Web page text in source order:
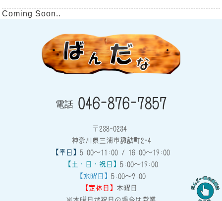
Coming Soon..
電話 046-876-7857
〒238-0234
神奈川県三浦市諏訪町2-4
【平日】 5:00～11:00 / 16:00～19:00
【土・日・祝日】 5:00～19:00
【水曜日】 5:00～9:00
【定休日】
木曜日
※木曜日が祝日の場合は営業